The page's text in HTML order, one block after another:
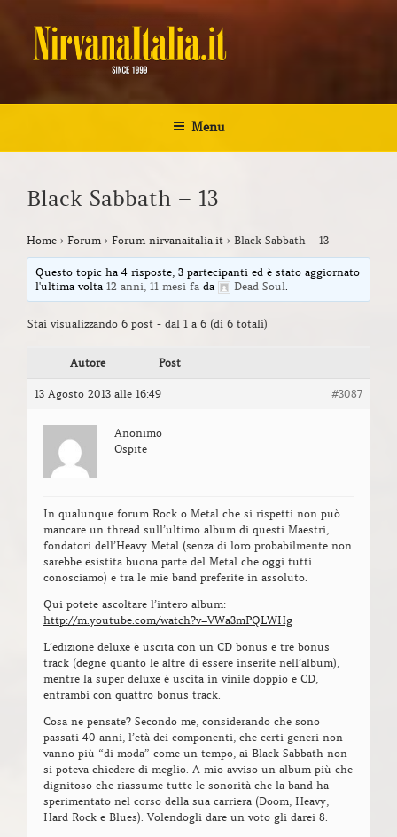
contenuto
NIRVANA ITALIA
Menu
Black Sabbath – 13
Home › Forum › Forum nirvanaitalia.it › Black Sabbath – 13
Questo topic ha 4 risposte, 3 partecipanti ed è stato aggiornato
l'ultima volta12 anni, 11 mesi fa da Dead Soul.
Stai visualizzando 6 post - dal 1 a 6 (di 6 totali)
Autore Post
13 Agosto 2013 alle 16:49 #3087
Anonimo
Ospite
In qualunque forum Rock o Metal che si rispetti non può
mancare un thread sull’ultimo album di questi Maestri,
fondatori dell’Heavy Metal (senza di loro probabilmente non
sarebbe esistita buona parte del Metal che oggi tutti
conosciamo) e tra le mie band preferite in assoluto.
Qui potete ascoltare l’intero album:
http://m.youtube.com/watch?v=VWa3mPQLWHg
L’edizione deluxe è uscita con un CD bonus e tre bonus
track (degne quanto le altre di essere inserite nell’album),
mentre la super deluxe è uscita in vinile doppio e CD,
entrambi con quattro bonus track.
Cosa ne pensate? Secondo me, considerando che sono
passati 40 anni, l’età dei componenti, che certi generi non
vanno più “di moda” come un tempo, ai Black Sabbath non
si poteva chiedere di meglio. A mio avviso un album più che
dignitoso che riassume tutte le sonorità che la band ha
sperimentato nel corso della sua carriera (Doom, Heavy,
Hard Rock e Blues). Volendogli dare un voto gli darei 8.